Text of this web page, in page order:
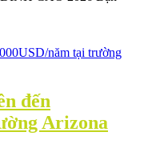
đến
Arizona